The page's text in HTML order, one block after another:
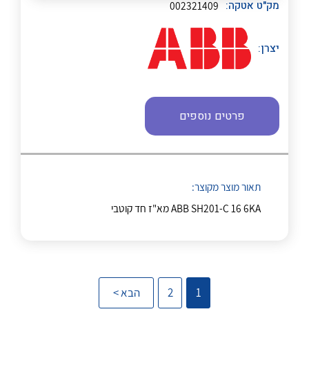
נקודות מכירה
הצוות שלנו
שאלות ותשובות
לכל מוצרי היצרן
מק"ט אטקה: 002321409
יצרן:
פרטים נוספים
תאור מוצר מקוצר:
ABB SH201-C 16 6KA מא"ז חד קוטבי
1
2 הבא >